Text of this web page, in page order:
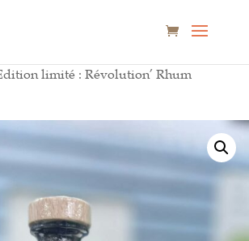
limité : Révolution’ Rhum